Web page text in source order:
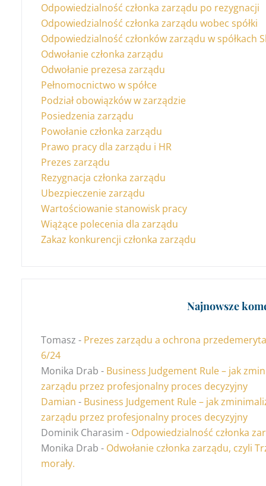
Odpowiedzialność członka zarządu po rezygnacji
Odpowiedzialność członka zarządu wobec spółki
Odpowiedzialność członków zarządu w spółkach
Odwołanie członka zarządu
Odwołanie prezesa zarządu
Pełnomocnictwo w spółce
Podział obowiązków w zarządzie
Posiedzenia zarządu
Powołanie członka zarządu
Prawo pracy dla zarządu i HR
Prezes zarządu
Rezygnacja członka zarządu
Ubezpieczenie zarządu
Wartościowanie stanowisk pracy
Wiążące polecenia dla zarządu
Zakaz konkurencji członka zarządu
Najnowsze
Tomasz - Prezes zarządu a ochrona
6/24
Monika Drab - Business Judgement Rule – jak
zarządu przez profesjonalny proces decyzyjny
Damian - Business Judgement Rule – jak
zarządu przez profesjonalny proces decyzyjny
Dominik Charasim - Odpowiedzialność członka
Monika Drab - Odwołanie członka zarządu, czyli
morały.